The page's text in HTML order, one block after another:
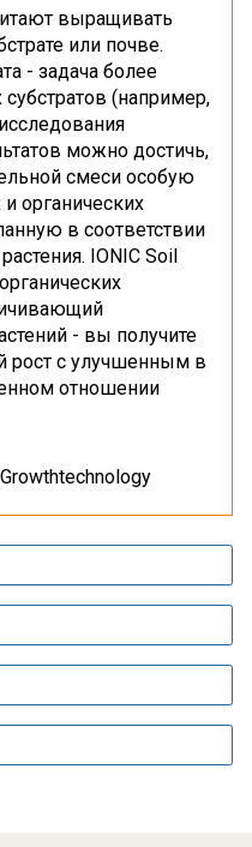
выращивать
или почве.
- задача более
(например,
можно достичь,
смеси особую
органических
в соответствии
IONIC Soil
- вы получите
рост с улучшенным в
отношении